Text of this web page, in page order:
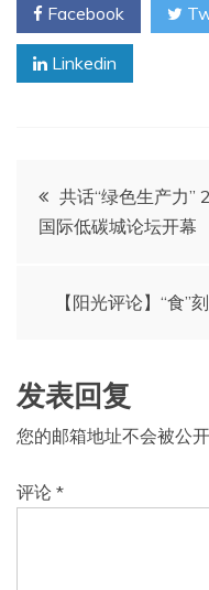
Facebook
Linkedin
文
章
共话“绿色生产力”
国际低碳城论坛开幕
【阳光评论】“食”
发表回复
您的邮箱地址不会被公开
评论 *